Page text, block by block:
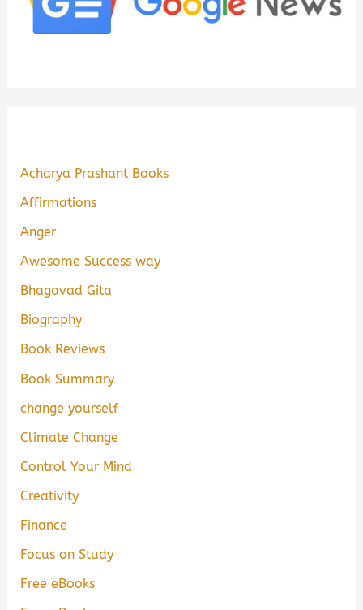
Acharya Prashant Books
Affirmations
Anger
Awesome Success way
Bhagavad Gita
Biography
Book Reviews
Book Summary
change yourself
Climate Change
Control Your Mind
Creativity
Finance
Focus on Study
Free eBooks